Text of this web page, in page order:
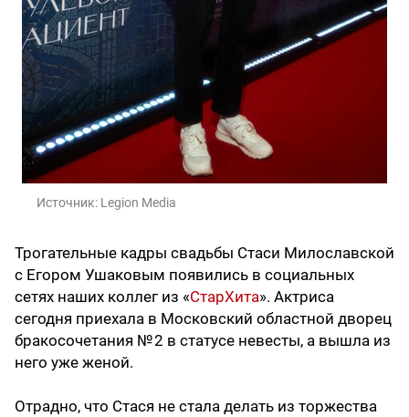
Источник: Legion Media
Трогательные кадры свадьбы Стаси Милославской
с Егором Ушаковым появились в социальных
сетях наших коллег из «СтарХита». Актриса
сегодня приехала в Московский областной дворец
бракосочетания № 2 в статусе невесты, а вышла из
него уже женой.
Отрадно, что Стася не стала делать из торжества